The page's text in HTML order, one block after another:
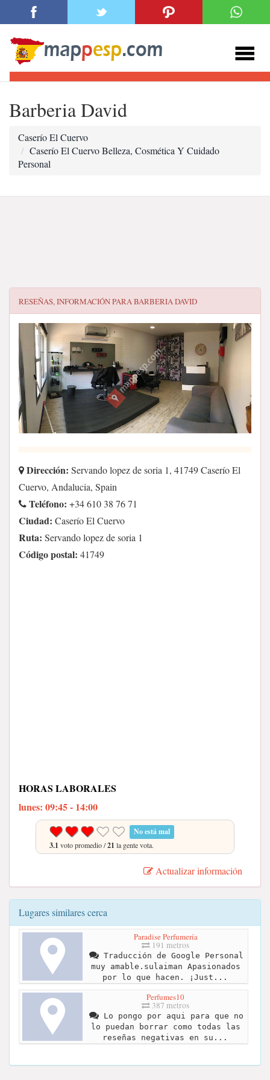
Barberia David
Caserío El Cuervo
Caserío El Cuervo Belleza, Cosmética Y Cuidado
Personal
RESEÑAS, INFORMACIÓN PARABARBERIA DAVID
Dirección: Servando lopez de soria 1, 41749 Caserío El
Cuervo, Andalucia, Spain
Teléfono: +34 610 38 76 71
Ciudad: Caserío El Cuervo
Ruta: Servando lopez de soria 1
Código postal: 41749
HORAS LABORALES
lunes: 09:45 - 14:00
No está mal
3.1 voto promedio /21 la gente vota.
Actualizar información
Lugares similares cerca
Paradise Perfumería
191 metros
Traducción de Google Personal
muy amable.sulaiman Apasionados
por lo que hacen. ¡Just...
Perfumes10
387 metros
Lo pongo por aqui para que no
lo puedan borrar como todas las
reseñas negativas en su...